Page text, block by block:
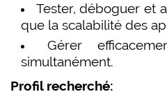
Tester, déboguer et
que la scalabilité des
Gérer
simultanément.
Profil recherché: